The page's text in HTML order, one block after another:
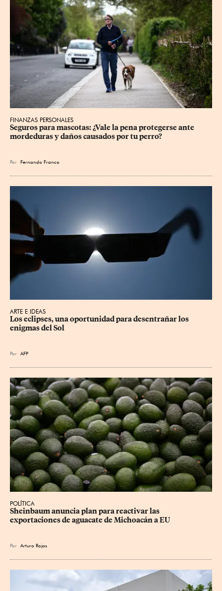
FINANZAS PERSONALES
Seguros para mascotas: ¿Vale la pena protegerse ante
mordeduras y daños causados por tu perro?
Por Fernando Franco
ARTE E IDEAS
Los eclipses, una oportunidad para desentrañar los
enigmas del Sol
Por AFP
POLÍTICA
Sheinbaum anuncia plan para reactivar las
exportaciones de aguacate de Michoacán a EU
Por Arturo Rojas